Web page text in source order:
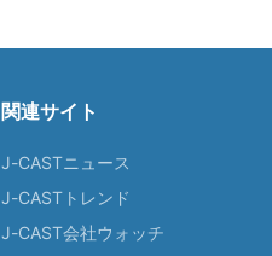
関連サイト
J-CASTニュース
J-CASTトレンド
J-CAST会社ウォッチ